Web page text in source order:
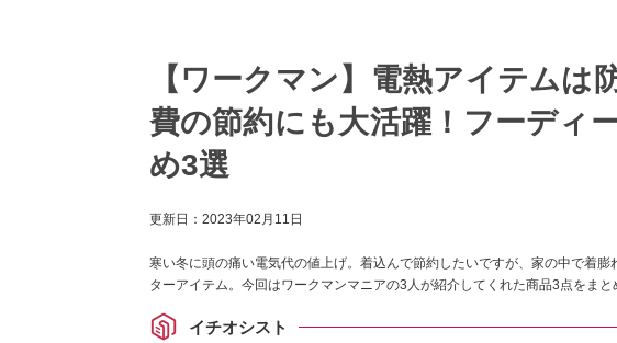
【ワークマン】電熱アイテムは
費の節約にも大活躍！フーディ
め3選
更新日： 2023年02月11日
寒い冬に頭の痛い電気代の値上げ。着込んで節約したいですが、家の中で着
ターアイテム。今回はワークマンマニアの3人が紹介してくれた商品3点をまと
イチオシスト